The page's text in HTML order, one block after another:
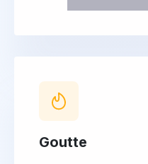
Goutte